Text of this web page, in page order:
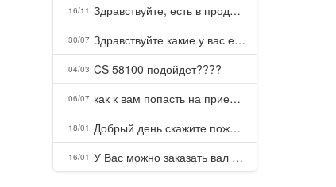
16/11 Здравствуйте, есть в продаже? Есть доставка до Казани?
30/07 Здравствуйте какие у вас есть курсы и какая цена, ?
04/03 CS 58100 подойдет????
06/07 как к вам попасть на прием? Или дозвониться, трубку не берете.
18/01 Добрый день скажите пожалуйста как можно с вами связаться . Телефон не отвечает .Заказала кухню в тц Хороший есть претензии а менеджер контактов не дает .Что делать?
16/01 У Вас можно заказать вал шлицевой от косилки заря для мтз, который соединяет мотоблок с косилкой.?